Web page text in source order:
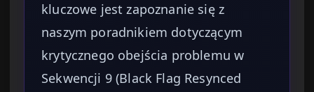
kluczowe jest zapoznanie się z
naszym poradnikiem dotyczącym
krytycznego obejścia problemu w
Sekwencji 9 (Black Flag Resynced